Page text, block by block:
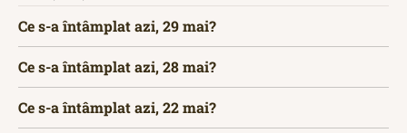
Ce s-a întâmplat azi, 29 mai?
Ce s-a întâmplat azi, 28 mai?
Ce s-a întâmplat azi, 22 mai?